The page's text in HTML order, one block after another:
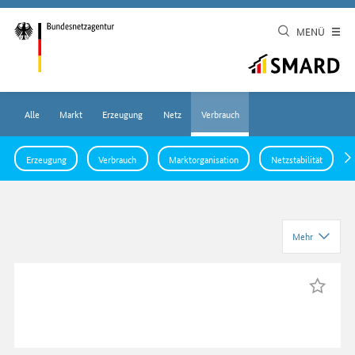
MENÜ
Alle Markt Erzeugung Netz Verbrauch
Erzeugung Verbrauch Marktorganisation Netzstabilität
Mehr